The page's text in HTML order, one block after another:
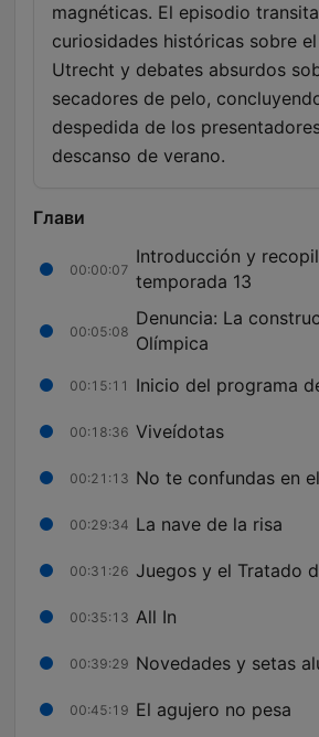
magnéticas. El episodio
curiosidades históricas sobre
Utrecht y debates absurdos
secadores de pelo,
despedida de los
descanso de verano.
Глави
00:00:07
Introducción y
temporada 13
00:05:08
Denuncia: La
Olímpica
00:15:11 Inicio del programa
00:18:36 Viveídotas
00:21:13 No te confundas en
00:29:34 La nave de la risa
00:31:26 Juegos y el Tratado
00:35:13 All In
00:39:29 Novedades y setas
00:45:19 El agujero no pesa